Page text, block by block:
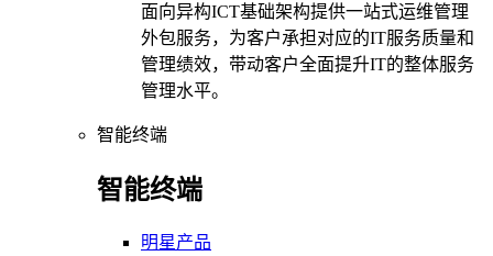
面向异构ICT基础架构提供一站式运维管理
外包服务，为客户承担对应的IT服务质量和
管理绩效，带动客户全面提升IT的整体服务
管理水平。
智能终端
智能终端
明星产品